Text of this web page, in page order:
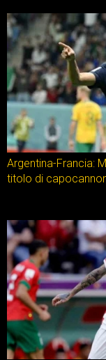
Argentina-Francia:
titolo di